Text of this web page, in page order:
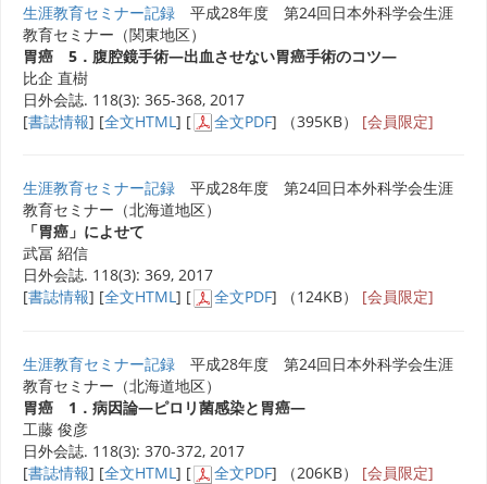
生涯教育セミナー記録 平成28年度 第24回日本外科学会生涯
教育セミナー（関東地区）
胃癌 5．腹腔鏡手術―出血させない胃癌手術のコツ―
比企 直樹
日外会誌. 118(3): 365-368, 2017
[書誌情報] [全文HTML ] [ 全文PDF] （395KB） [会員限定]
生涯教育セミナー記録 平成28年度 第24回日本外科学会生涯
教育セミナー（北海道地区）
「胃癌」によせて
武冨 紹信
日外会誌. 118(3): 369, 2017
[書誌情報] [全文HTML] [ 全文PDF] （124KB） [会員限定]
生涯教育セミナー記録 平成28年度 第24回日本外科学会生涯
教育セミナー（北海道地区）
胃癌 1．病因論―ピロリ菌感染と胃癌―
工藤 俊彦
日外会誌. 118(3): 370-372, 2017
[書誌情報] [全文HTML] [ 全文PDF] （206KB） [会員限定]